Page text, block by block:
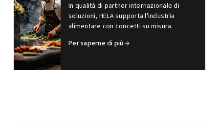
In qualità di partner internazionale di
soluzioni, HELA supporta l'industria
alimentare con concetti su misura.
Per saperne di più